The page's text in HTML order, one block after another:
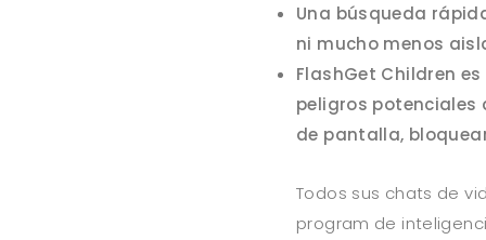
Una búsqueda
ni mucho menos
FlashGet Children
peligros
de pantalla,
Todos sus chats de
program de